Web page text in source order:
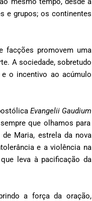
e grupos; os continentes
facções promovem uma
A sociedade, sobretudo
o incentivo ao acúmulo
Evangelii Gaudium
que olhamos para
Maria, estrela da nova
e a violência na
leva à pacificação da
a força da oração,